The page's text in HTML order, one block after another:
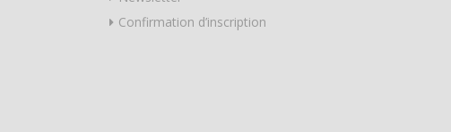
Confirmation d’inscription